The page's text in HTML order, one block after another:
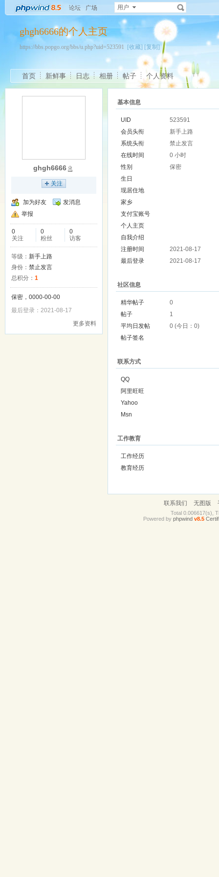
论坛 广场 用户
ghgh6666的个人主页
https://bbs.popgo.org/bbs/u.php?uid=523591 [收藏] [复制]
首页 新鲜事 日志 相册 帖子 个人资料
ghgh6666
关注
加为好友
发消息
举报
0
关注
0
粉丝
0
访客
等级： 新手上路
身份： 禁止发言
总积分： 1
保密，0000-00-00
最后登录：2021-08-17
更多资料
基本信息
UID
523591
会员头衔
新手上路
系统头衔
禁止发言
在线时间
0 小时
性别
保密
生日
现居住地
家乡
支付宝账号
个人主页
自我介绍
注册时间
2021-08-17
最后登录
2021-08-17
社区信息
精华帖子
0
帖子
1
平均日发帖
0 (今日：0)
帖子签名
联系方式
QQ
阿里旺旺
Yahoo
Msn
工作教育
工作经历
教育经历
联系我们 无图版
Total 0.006617(s),
Powered by phpwind v8.5